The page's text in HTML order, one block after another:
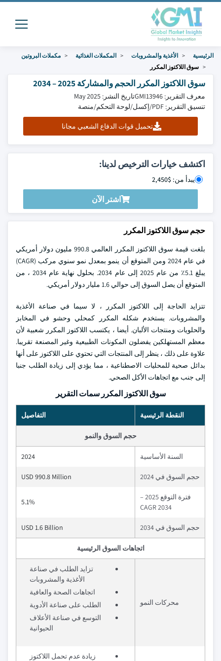
الرئيسية الأغذية والمشروبات المكملات الغذائية
مكملات البروتين
سوق اللاكتوز المكرر
سوق اللاكتوز المكرر الحجم والمشاركة 2025 – 2034
معرف التقرير: GMI13946
تاريخ النشر: May 2025
تنسيق التقرير: PDF/إكسل/لوحة التحكم/منصة
تحميل قوات الدفاع الشعبي مجانا
اكتشف خيارات الترخيص لدينا:
يبدأ من: $2,450
اشتر الآن
حجم سوق اللاكتوز المكرر
بلغت قيمة سوق اللاكتوز المكرر العالمي 990.8 مليون دولار أمريكي
في عام 2024 ومن المتوقع أن ينمو بمعدل نمو سنوي مركب (CAGR)
يبلغ 5.1٪ من عام 2025 إلى عام 2034. بحلول نهاية عام 2034 ، من
المتوقع أن يصل السوق إلى حوالي 1.6 مليار دولار أمريكي.
تتزايد الحاجة إلى اللاكتوز المكرر ، لا سيما في صناعة الأغذية
والمشروبات. يستخدم شكله المكرر كمحلي وحشو في المخابز
والحلويات ومنتجات الألبان. أيضا ، يكتسب اللاكتوز المكرر شعبية لأن
معظم المستهلكين يفضلون المكونات الطبيعية وغير المصنعة تقريبا.
علاوة على ذلك ، ينظر إلى المنتجات التي تحتوي على اللاكتوز على أنها
بدائل صحية للمحليات الاصطناعية ، مما يؤدي إلى زيادة الطلب جنبا
إلى جنب مع اتجاهات الأكل الصحي.
سوق اللاكتوز المكرر سمات التقرير
النقطة الرئيسية التفاصيل
حجم السوق والنمو
السنة الأساسية 2024
حجم السوق في 2024 USD 990.8 Million
فترة التوقع 2025 –
2034 CAGR
5.1%
حجم السوق في 2034 USD 1.6 Billion
اتجاهات السوق الرئيسية
محركات النمو
تزايد الطلب في صناعة
الأغذية والمشروبات
اتجاهات الصحة والعافية
الطلب على صناعة الأدوية
التوسع في صناعة الأعلاف
الحيوانية
زيادة عدم تحمل اللاكتوز